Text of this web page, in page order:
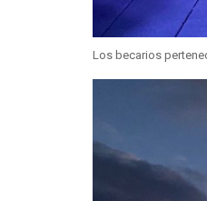
Los becarios